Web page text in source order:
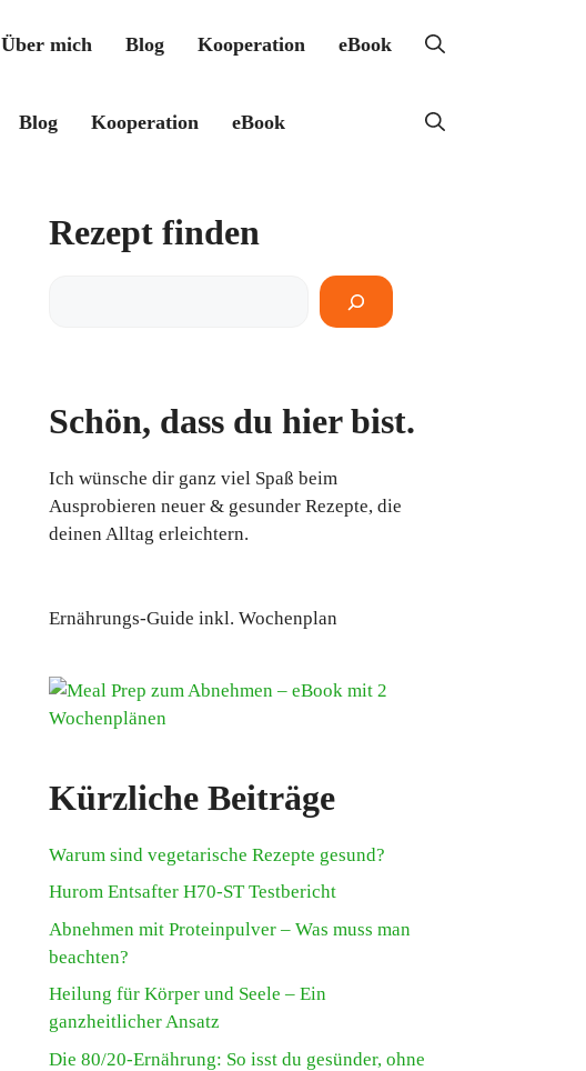
Über mich Blog Kooperation eBook
Blog Kooperation eBook
Rezept finden
Schön, dass du hier bist.
Ich wünsche dir ganz viel Spaß beim
Ausprobieren neuer & gesunder Rezepte, die
deinen Alltag erleichtern.
Ernährungs-Guide inkl. Wochenplan
Kürzliche Beiträge
Warum sind vegetarische Rezepte gesund?
Hurom Entsafter H70-ST Testbericht
Abnehmen mit Proteinpulver – Was muss man
beachten?
Heilung für Körper und Seele – Ein
ganzheitlicher Ansatz
Die 80/20-Ernährung: So isst du gesünder, ohne